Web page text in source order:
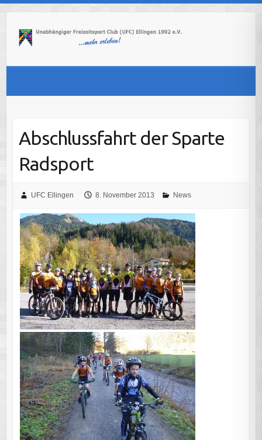
content
Abschlussfahrt der Sparte
Radsport
UFC Ellingen 8. November 2013 News